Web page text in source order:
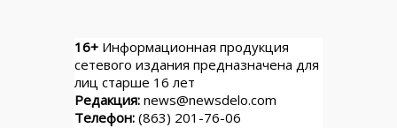
16+ Информационная продукция
сетевого издания предназначена для
лиц старше 16 лет
Редакция: news@newsdelo.com
Телефон: (863) 201-76-06